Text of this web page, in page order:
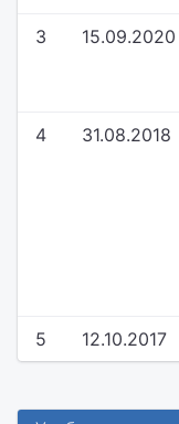
3 15.09.2020
4 31.08.2018
5 12.10.2017